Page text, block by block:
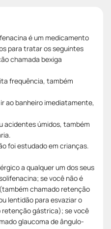
é um medicamento
para tratar os seguintes
chamada bexiga
frequência, também
ao banheiro imediatamente,
acidentes úmidos, também
foi estudado em crianças.
a qualquer um dos seus
se você não é
chamado retenção
lentidão para esvaziar o
gástrica); se você
glaucoma de ângulo-